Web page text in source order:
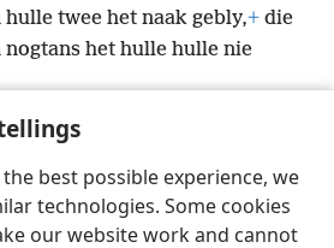
best possible experience, we
technologies. Some cookies
our website work and cannot
hulle twee het naak gebly,+ die
nogtans het hulle hulle nie
Deel Voorkeure
Bible and Tract Society of Pennsylvania